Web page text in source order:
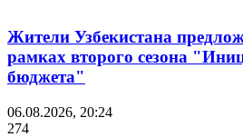
Жители Узбекистана
рамках второго сезона
бюджета"
06.08.2026, 20:24
274